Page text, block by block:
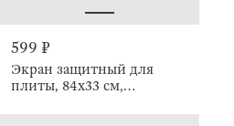
599 ₽
Экран защитный для
плиты, 84х33 см,